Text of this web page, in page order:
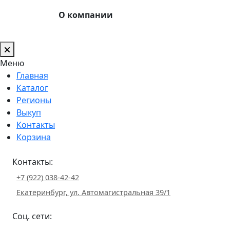
О компании
Меню
Главная
Каталог
Регионы
Выкуп
Контакты
Корзина
Контакты:
+7 (922) 038-42-42
Екатеринбург, ул. Автомагистральная 39/1
Соц. сети: